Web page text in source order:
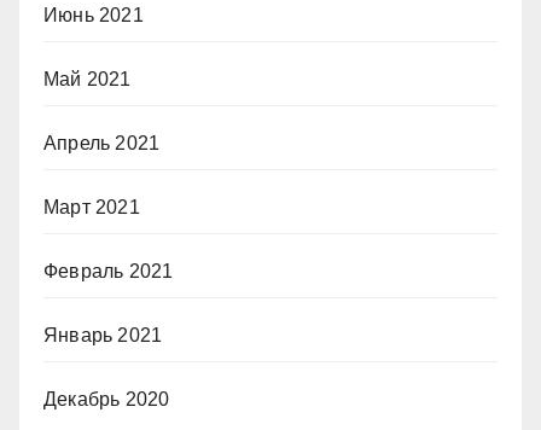
Июнь 2021
Май 2021
Апрель 2021
Март 2021
Февраль 2021
Январь 2021
Декабрь 2020